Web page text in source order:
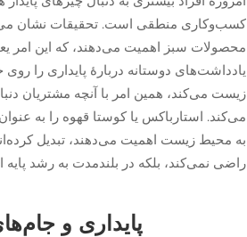
محصولات سبز اهمیت می‌دهند، که این امر
یادداشت‌های دوستانه دربارهٔ پایداری را
زیست می‌کند، همین امر با آنچه مشتریان
می‌کند. استارباکس یا کوستا قهوه را به
به محیط زیست اهمیت می‌دهند، تبدیل
راضی نمی‌کند، بلکه در بلندمدت به رشد
پایداری و